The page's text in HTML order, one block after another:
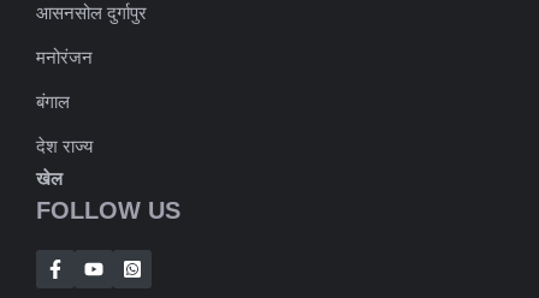
आसनसोल दुर्गापुर
मनोरंजन
बंगाल
देश राज्य
खेल
FOLLOW US